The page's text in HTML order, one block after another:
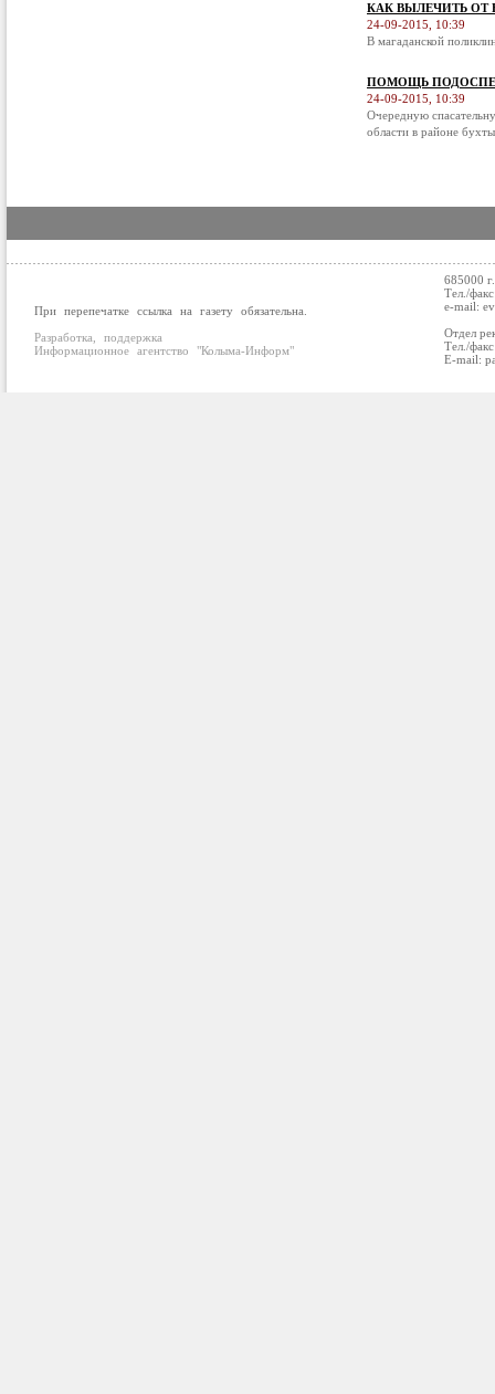
КАК ВЫЛЕЧИТЬ ОТ
24-09-2015, 10:39
В магаданской
ПОМОЩЬ
24-09-2015, 10:39
Очередную
области в районе
При перепечатке ссылка на газету обязательна.
Разработка, поддержка
Информационное агентство "Колыма-Информ"
685000
Тел./
e-mail:
Отдел
Тел./
E-mail: